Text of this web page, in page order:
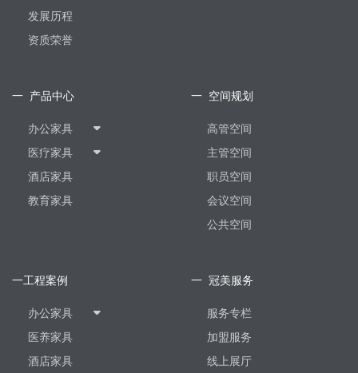
发展历程
资质荣誉
一 产品中心
办公家具
医疗家具
酒店家具
教育家具
一 空间规划
高管空间
主管空间
职员空间
会议空间
公共空间
一工程案例
办公家具
医养家具
酒店家具
一 冠美服务
服务专栏
加盟服务
线上展厅